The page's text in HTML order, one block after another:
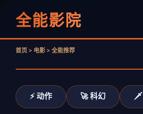
全能影院
首页 > 电影 > 全能推荐
《奥本海默》
原子震撼
立即观看
‹
⚡ 动作 🚀 科幻 🗡️